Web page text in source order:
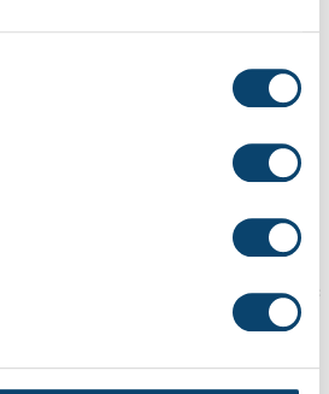
niesie ze sobą regularne stosowanie
diecie. To świetny wybór dla
masę mięśniową oraz przyspieszyć
Nasze białka serwatkowe
formach i smakach, dzięki czemu
dopasowany do swoich